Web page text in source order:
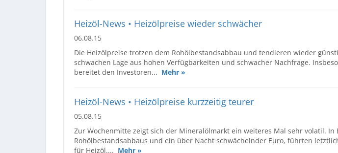
Heizöl-News • Heizölpreise wieder schwächer
06.08.15
Die Heizölpreise trotzen dem Rohölbestandsabbau und tendieren wieder
schwachen Lage aus hohen Verfügbarkeiten und schwacher Nachfrage.
bereitet den Investoren... Mehr »
Heizöl-News • Heizölpreise kurzzeitig teurer
05.08.15
Zur Wochenmitte zeigt sich der Mineralölmarkt ein weiteres Mal sehr volatil. In
Rohölbestandsabbaus und ein über Nacht schwächelnder Euro, führten
für Heizöl.... Mehr »